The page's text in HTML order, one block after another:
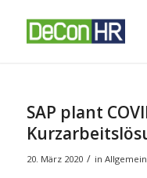
SAP plant
20. März 2020 / in Allgemein